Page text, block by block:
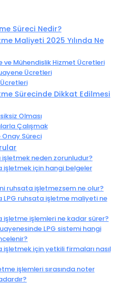
Süreci Nedir?
Maliyeti 2025 Yılında Ne
ve Mühendislik Hizmet Ücretleri
Ücretleri
Sürecinde Dikkat Edilmesi
Olması
Çalışmak
Onay Süreci
işletmek neden zorunludur?
işletmek için hangi belgeler
ruhsata işletmezsem ne olur?
LPG ruhsata işletme maliyeti ne
işletme işlemleri ne kadar sürer?
LPG sistemi hangi
işletmek için yetkili firmaları nasıl
işlemleri sırasında noter